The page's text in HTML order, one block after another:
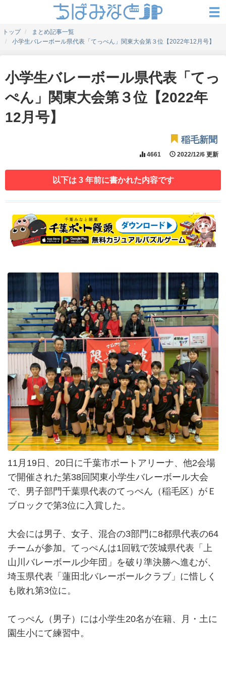
トップ
まとめ記事一覧
小学生バレーボール県代表「てっぺん」関東大会第３位【2022年12月号】
小学生バレーボール県代表「てっ
ぺん」関東大会第３位【2022年
12月号】
稲毛新聞
4661 2022/12/6 更新
以下は 3 年前に書かれた内容です
11月19日、20日に千葉市ポートアリーナ、他2会場
で開催された第38回関東小学生バレーボール大会
で、男子部門千葉県代表のてっぺん（稲毛区）がＥ
ブロックで第3位に入賞した。
大会には男子、女子、混合の3部門に8都県代表の64
チームが参加。てっぺんは1回戦で茨城県代表「上
山川バレーボール少年団」を破り準決勝へ進むが、
埼玉県代表「蓮田北バレーボールクラブ」に惜しく
も敗れ第3位に。
てっぺん（男子）には小学生20名が在籍、月・土に
園生小にて練習中。